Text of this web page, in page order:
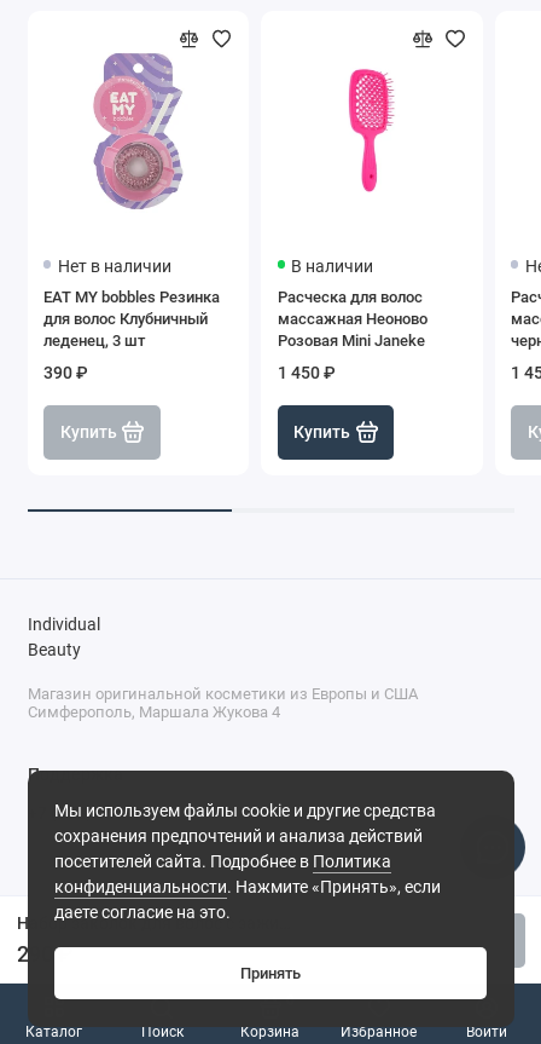
Каталог Поиск Корзина
0
Избранное
Войти
290 ₽
Нет в наличии
EAT MY bobbles Резинка
для волос Клубничный
леденец, 3 шт
390 ₽
Купить
В наличии
Расческа для волос
массажная Неоново
Розовая Mini Janeke
1 450 ₽
Купить
1
Мы используем файлы cookie и другие средства
сохранения предпочтений и анализа действий
посетителей сайта. Подробнее в Политика
конфиденциальности. Нажмите «Принять», если
даете согласие на это.
Принять
Individual
Beauty
Магазин оригинальной косметики из Европы и США
Симферополь, Маршала Жукова 4
Поддержка
+7 (978) 586-46-46
ПН-ПТ: 9:00 - 18:00
Суббота: 9:00 - 17:00
Воскресенье: выходной
Симферополь, ул. Маршала Жукова, 4